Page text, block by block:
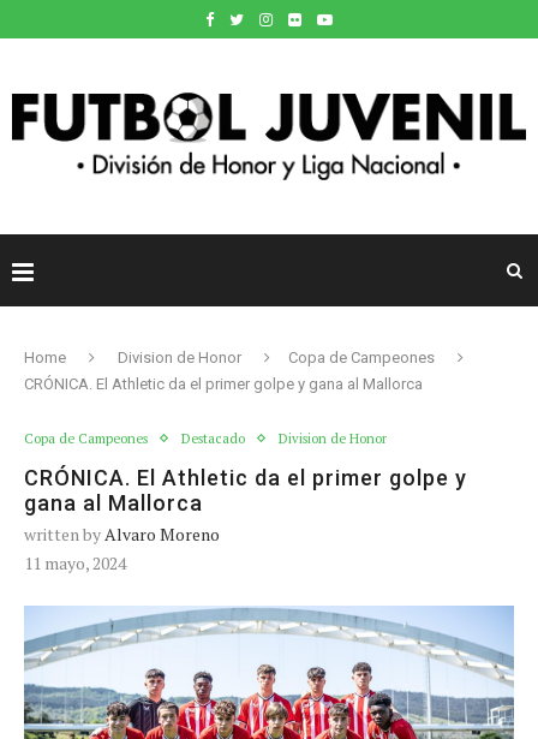
Home Division de Honor
Copa de Campeones
CRÓNICA. El Athletic da el primer golpe y gana al Mallorca
Copa de Campeones Destacado Division de Honor
CRÓNICA. El Athletic da el primer golpe y
gana al Mallorca
written byAlvaro Moreno
11 mayo, 2024